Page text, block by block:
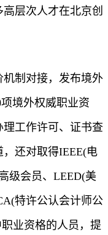
层次人才在北京创
机制对接，发布境外
境外权威职业资
工作许可、证书查
还对取得IEEE(电
级会员、LEED(美
特许公认会计师公
业资格的人员，提